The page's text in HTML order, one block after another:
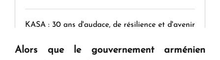
KASA : 30 ans d'audace, de résilience et d'avenir
Alors que le gouvernement arménien